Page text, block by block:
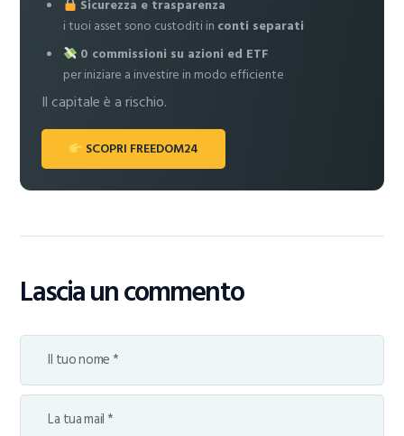
Sicurezza e trasparenza
i tuoi asset sono custoditi in conti separati
0 commissioni su azioni ed ETF
per iniziare a investire in modo efficiente
Il capitale è a rischio.
SCOPRI FREEDOM24
Lascia un commento